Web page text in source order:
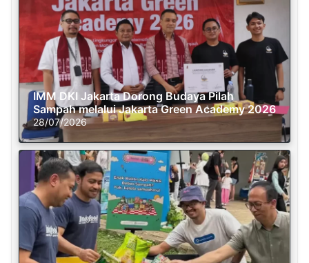
IMM DKI Jakarta Dorong Budaya Pilah
Sampah melalui Jakarta Green Academy 2026
28/07/2026